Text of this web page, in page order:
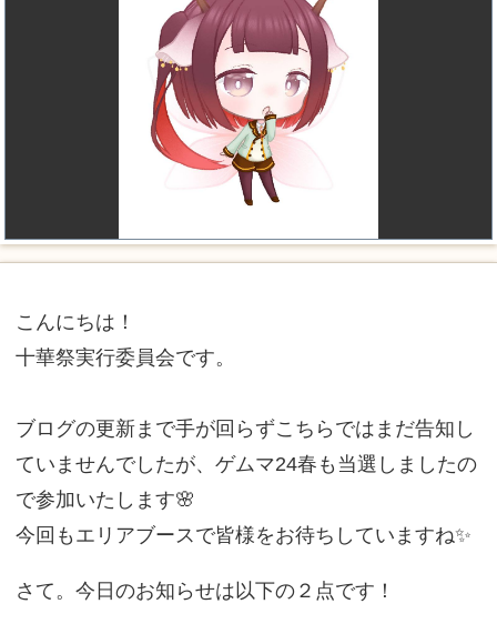
こんにちは！
十華祭実行委員会です。
ブログの更新まで手が回らずこちらではまだ告知し
ていませんでしたが、ゲムマ24春も当選しましたの
で参加いたします🌸
今回もエリアブースで皆様をお待ちしていますね✨
さて。今日のお知らせは以下の２点です！